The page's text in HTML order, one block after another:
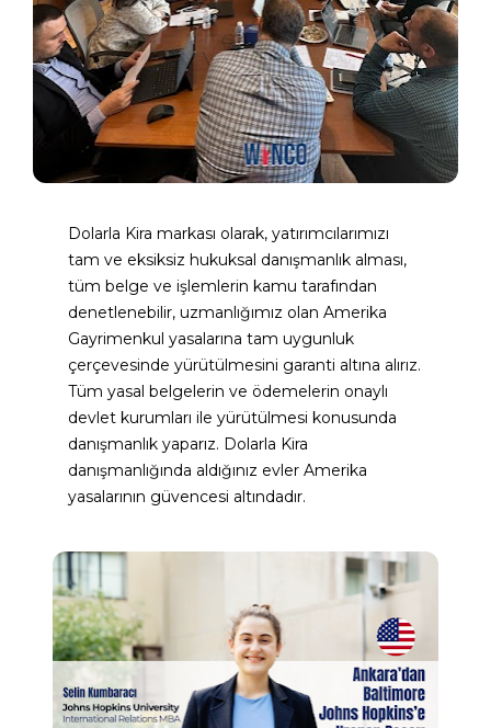
Dolarla Kira markası olarak, yatırımcılarımızı
tam ve eksiksiz hukuksal danışmanlık alması,
tüm belge ve işlemlerin kamu tarafından
denetlenebilir, uzmanlığımız olan Amerika
Gayrimenkul yasalarına tam uygunluk
çerçevesinde yürütülmesini garanti altına alırız.
Tüm yasal belgelerin ve ödemelerin onaylı
devlet kurumları ile yürütülmesi konusunda
danışmanlık yaparız. Dolarla Kira
danışmanlığında aldığınız evler Amerika
yasalarının güvencesi altındadır.